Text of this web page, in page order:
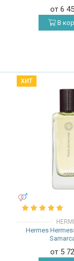
от 6
В
ХИТ
Hermes
от 5